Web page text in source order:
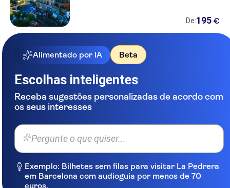
Amati da Roma B & B
Hotel Valentino Palace
Hotel Embassy
Giove Apartments
Portrait Roma
Hotel Sisto V
Hotel Seiler
Red Queen Naples
Relais Regina Giovanna
De:195 €
Alimentado por IA Beta
Escolhas inteligentes
Receba sugestões personalizadas de acordo com
os seus interesses
Pergunte o que quiser...
Exemplo: Bilhetes sem filas para visitar La Pedrera
em Barcelona com audioguia por menos de 70
euros.